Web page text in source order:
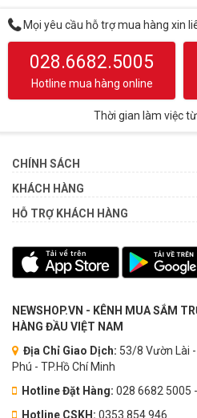
Mọi yêu cầu hỗ trợ mua hàng xin
028.6682.5005
Hotline mua hàng online
Thời gian làm việc
CHÍNH SÁCH
KHÁCH HÀNG
HỖ TRỢ KHÁCH HÀNG
NEWSHOP.VN - KÊNH MUA SẮM
HÀNG ĐẦU VIỆT NAM
Địa Chỉ Giao Dịch: 53/8 Vườn Lài
Phú - TP.Hồ Chí Minh
Hotline Đặt Hàng: 028 6682 5005
Hotline CSKH: 0353.854.946